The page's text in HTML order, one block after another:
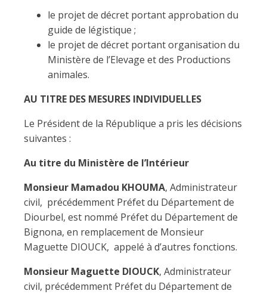
le projet de décret portant approbation du
guide de légistique ;
le projet de décret portant organisation du
Ministère de l’Elevage et des Productions
animales.
AU TITRE DES MESURES INDIVIDUELLES
Le Président de la République a pris les décisions
suivantes :
Au titre du Ministère de l’Intérieur
Monsieur Mamadou KHOUMA, Administrateur
civil, précédemment Préfet du Département de
Diourbel, est nommé Préfet du Département de
Bignona, en remplacement de Monsieur
Maguette DIOUCK, appelé à d’autres fonctions.
Monsieur Maguette DIOUCK, Administrateur
civil, précédemment Préfet du Département de